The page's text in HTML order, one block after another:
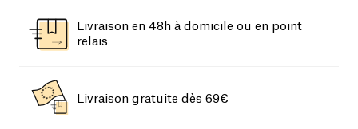
Livraison en 48h à domicile ou en point
relais
Livraison gratuite dès 69€